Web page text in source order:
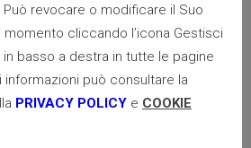
SU MISURA
revocare o modificare il Suo
cliccando l’icona Gestisci
basso a destra in tutte le pagine
informazioni può consultare la
PRIVACY POLICY e COOKIE